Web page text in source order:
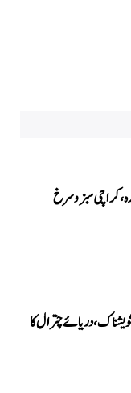
کراچی سبز و سرخ
دریائے چترال کا